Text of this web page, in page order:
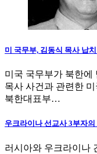
미 국무부, 김동식 목사 납
미국 국무부가 북한에
목사 사건과 관련한
북한대표부…
우크라이나 선교사 3부자
러시아와 우크라이나